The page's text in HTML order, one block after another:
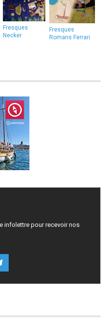
Fresques
Necker
Fresques
Romans Ferrari
infolettre pour recevoir nos